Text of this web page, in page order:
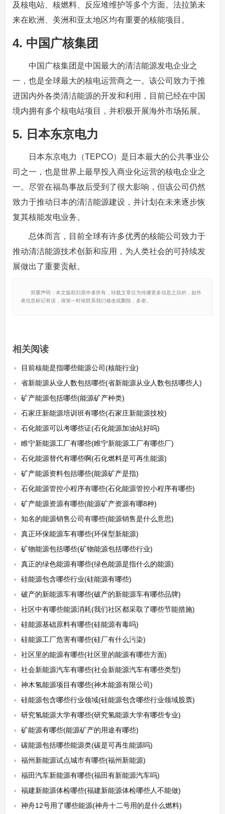
及核电站、核燃料、反应堆维护等多个方面。法拉第未
来在欧洲、美洲和亚太地区均有重要的核能项目。
4. 中国广核集团
中国广核集团是中国最大的清洁能源发电企业之
一，也是全球最大的核电运营商之一。该公司致力于推
进国内外各类清洁能源的开发和利用，目前已经在中国
境内拥有多个核电站项目，并积极开展海外市场拓展。
5. 日本东京电力
日本东京电力（TEPCO）是日本最大的公共事业公
司之一，也是世界上最早投入商业化运营的核电企业之
一。尽管在福岛事故后受到了很大影响，但该公司仍然
致力于推动日本的清洁能源建设，并计划在未来逐步恢
复其核能发电业务。
总体而言，目前全球有许多优秀的核能公司致力于
推动清洁能源技术创新和应用，为人类社会的可持续发
展做出了重要贡献。
郑重声明：本文版权归原作者所有，转载文章仅为传播更多信息之目的，如作
者信息标记有误，请第一时候联系我们修改或删除，多谢。
相关阅读
目前核能是指哪些能源公司(核能行业)
省新能源从业人数包括哪些(省新能源从业人数包括哪些人)
矿产能源包括哪些(能源矿产种类)
石家庄新能源培训班有哪些(石家庄新能源技校)
石化能源可以考哪些证(石化能源加油站好吗)
睢宁新能源工厂有哪些(睢宁新能源工厂有哪些厂)
石化能源替代有哪些啊(石化燃料是可再生能源)
矿产能源资料包括哪些(能源矿产是指)
石化能源管控小程序有哪些(石化能源管控小程序有哪些)
矿产能源资源有哪些(能源矿产资源有哪8种)
知名的能源销售公司有哪些(能源销售是什么意思)
真正环保能源车有哪些(环保型新能源)
矿物能源包括哪些(矿物能源包括哪些行业)
真正的绿色能源有哪些(绿色能源是指什么的能源)
硅能源包含哪些行业(硅能源有哪些)
破产的新能源车有哪些(破产的新能源车有哪些品牌)
社区中有哪些能源消耗(我们社区都采取了哪些节能措施)
硅能源基础原料有哪些(硅能源有毒吗)
硅能源工厂危害有哪些(硅厂有什么污染)
社区里的能源有哪些(社区里的能源有哪些方面)
社会新能源汽车有哪些(社会新能源汽车有哪些类型)
神木氢能源项目有哪些(神木能源有限公司)
硅能源包含哪些行业领域(硅能源包含哪些行业领域股票)
研究氢能源大学有哪些(研究氢能源大学有哪些专业)
矿能源有哪些(能源矿产的用途有哪些)
碳能源包括哪些能源类(碳是可再生能源吗)
福州新能源试点城市有哪些(福州新能源)
福田汽车新能源有哪些(福田有新能源汽车吗)
福建新能源体检哪些(福建新能源体检哪些人不能做)
神舟12号用了哪些能源(神舟十二号用的是什么燃料)